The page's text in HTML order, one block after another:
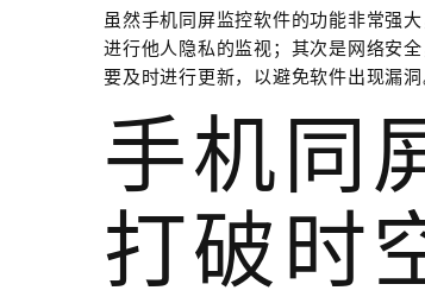
虽然手机同屏监控软件的功能非常强
进行他人隐私的监视；其次是网络安
要及时进行更新，以避免软件出现漏洞
手机同
打破时